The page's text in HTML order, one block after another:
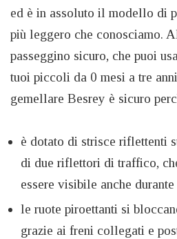
ed è in assoluto il modello di
più leggero che conosciamo.
passeggino sicuro, che puoi
tuoi piccoli da 0 mesi a tre
gemellare Besrey è sicuro
è dotato di strisce riflettenti
di due riflettori di traffico,
essere visibile anche
le ruote piroettanti si
grazie ai freni collegati e